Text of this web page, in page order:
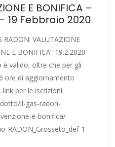
E BONIFICA –
19 Febbraio 2020
RADON: VALUTAZIONE
E BONIFICA” 19.2.2020
valido, oltre che per gli
ore di aggiornamento
link per le iscrizioni:
il-gas-radon-
e-bonifica/
RADON_Grosseto_def-1